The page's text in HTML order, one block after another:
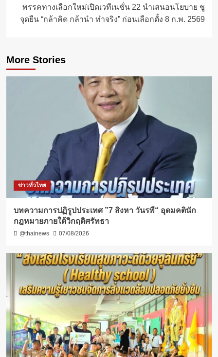
พรรคทางเลือกใหม่เปิดเวทีเนชั่น 22 นำเสนอนโยบาย ชู
จุดยืน “กล้าคิด กล้านำ ทำจริง” ก่อนเลือกตั้ง 8 ก.พ. 2569
More Stories
ข่าวทั่วไทย
บทความการปฏิรูปประเทศ ”7 สิงหา วันรพี“ อุดมคตินัก
กฎหมายภายใต้วิกฤติศรัทธา
@thainews 07/08/2026